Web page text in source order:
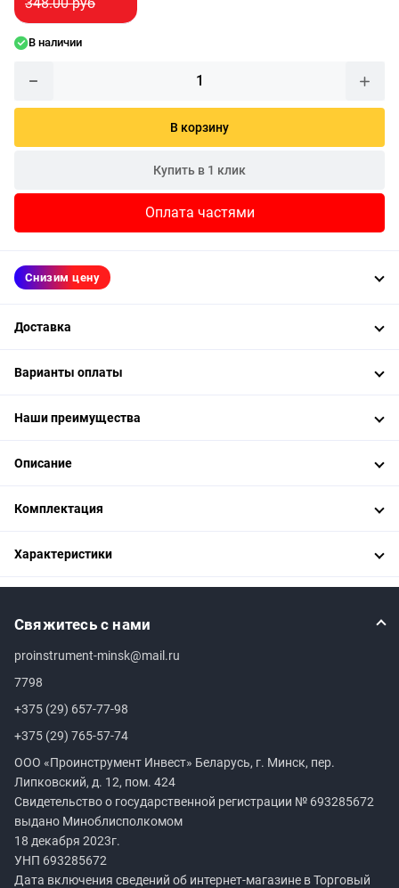
В наличии
В корзину
Купить в 1 клик
Оплата частями
Снизим цену
Доставка
Варианты оплаты
Наши преимущества
Описание
Комплектация
Характеристики
Свяжитесь с нами
proinstrument-minsk@mail.ru
7798
+375 (29) 657-77-98
+375 (29) 765-57-74
ООО «Проинструмент Инвест» Беларусь, г. Минск, пер.
Липковский, д. 12, пом. 424
Свидетельство о государственной регистрации № 693285672
выдано Миноблисполкомом
18 декабря 2023г.
УНП 693285672
Дата включения сведений об интернет-магазине в Торговый